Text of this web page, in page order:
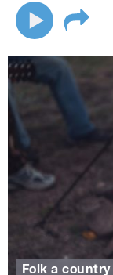
Folk a country